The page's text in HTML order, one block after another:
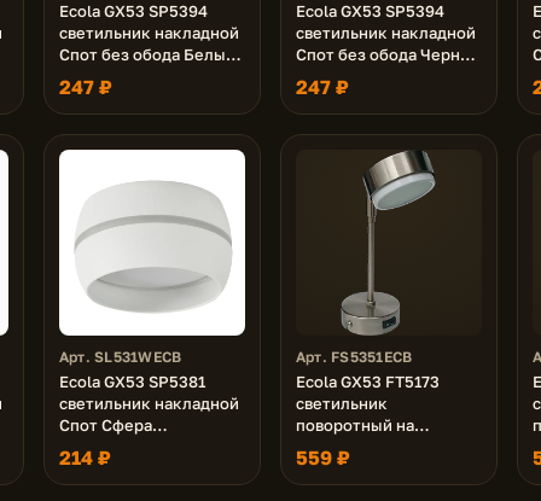
Ecola GX53 SP5394
светильник накладной
Спот без обода Белый
матовый 82х60
247 ₽
Ecola GX53 SP5394
светильник накладной
Спот без обода Черный
матовый 82х60 (к+)
247 ₽
Арт. SL531WECB
Ecola GX53 SP5381
светильник накладной
Спот Сфера
углубленный Белый с
матовой полосой
легкий 90х52
214 ₽
Арт. FS5351ECB
Ecola GX53 FT5173
светильник
поворотный на
длинном кроншт.
сатин-хром 260х80
559 ₽